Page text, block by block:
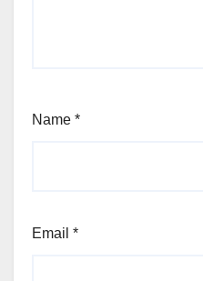
Name *
Email *